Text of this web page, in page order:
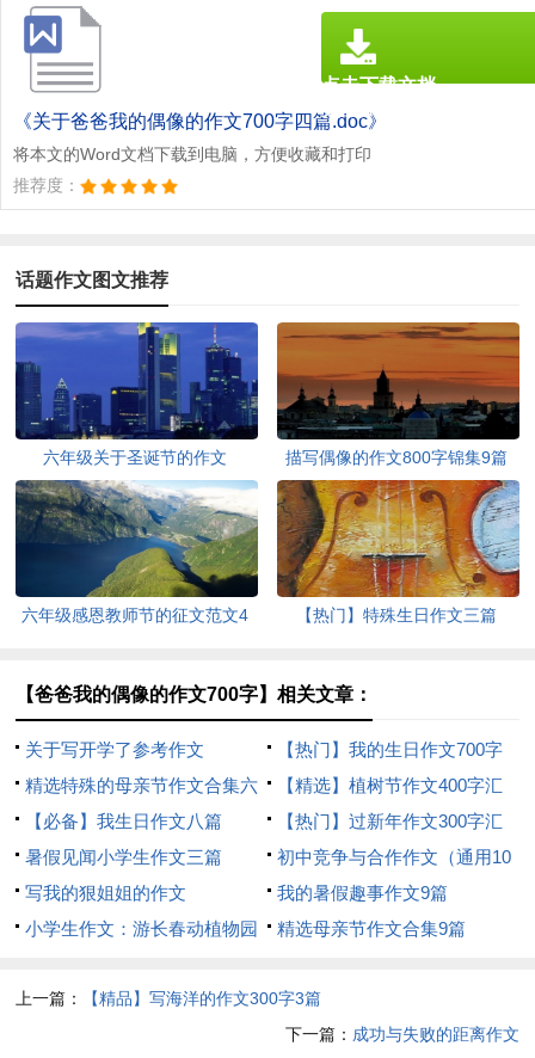
《关于爸爸我的偶像的作文700字四篇.doc》
将本文的Word文档下载到电脑，方便收藏和打印
推荐度：
点击下载文档
文档为doc格式
话题作文图文推荐
六年级关于圣诞节的作文 描写偶像的作文800字锦集9篇
六年级感恩教师节的征文范文4
【热门】特殊生日作文三篇
【爸爸我的偶像的作文700字】相关文章：
关于写开学了参考作文
【热门】我的生日作文700字
集合七篇
精选特殊的母亲节作文合集六
篇
【精选】植树节作文400字汇
总九篇
【必备】我生日作文八篇
【热门】过新年作文300字汇
编五篇
暑假见闻小学生作文三篇
初中竞争与合作作文（通用10
篇）
写我的狠姐姐的作文
我的暑假趣事作文9篇
小学生作文：游长春动植物园
精选母亲节作文合集9篇
上一篇：
【精品】写海洋的作文300字3篇
下一篇： 成功与失败的距离作文